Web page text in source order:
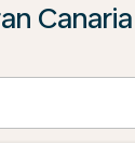
Canaria